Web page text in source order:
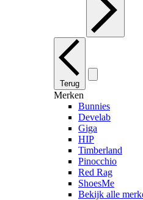
Terug
Merken
Bunnies
Develab
Giga
HIP
Timberland
Pinocchio
Red Rag
ShoesMe
Bekijk alle